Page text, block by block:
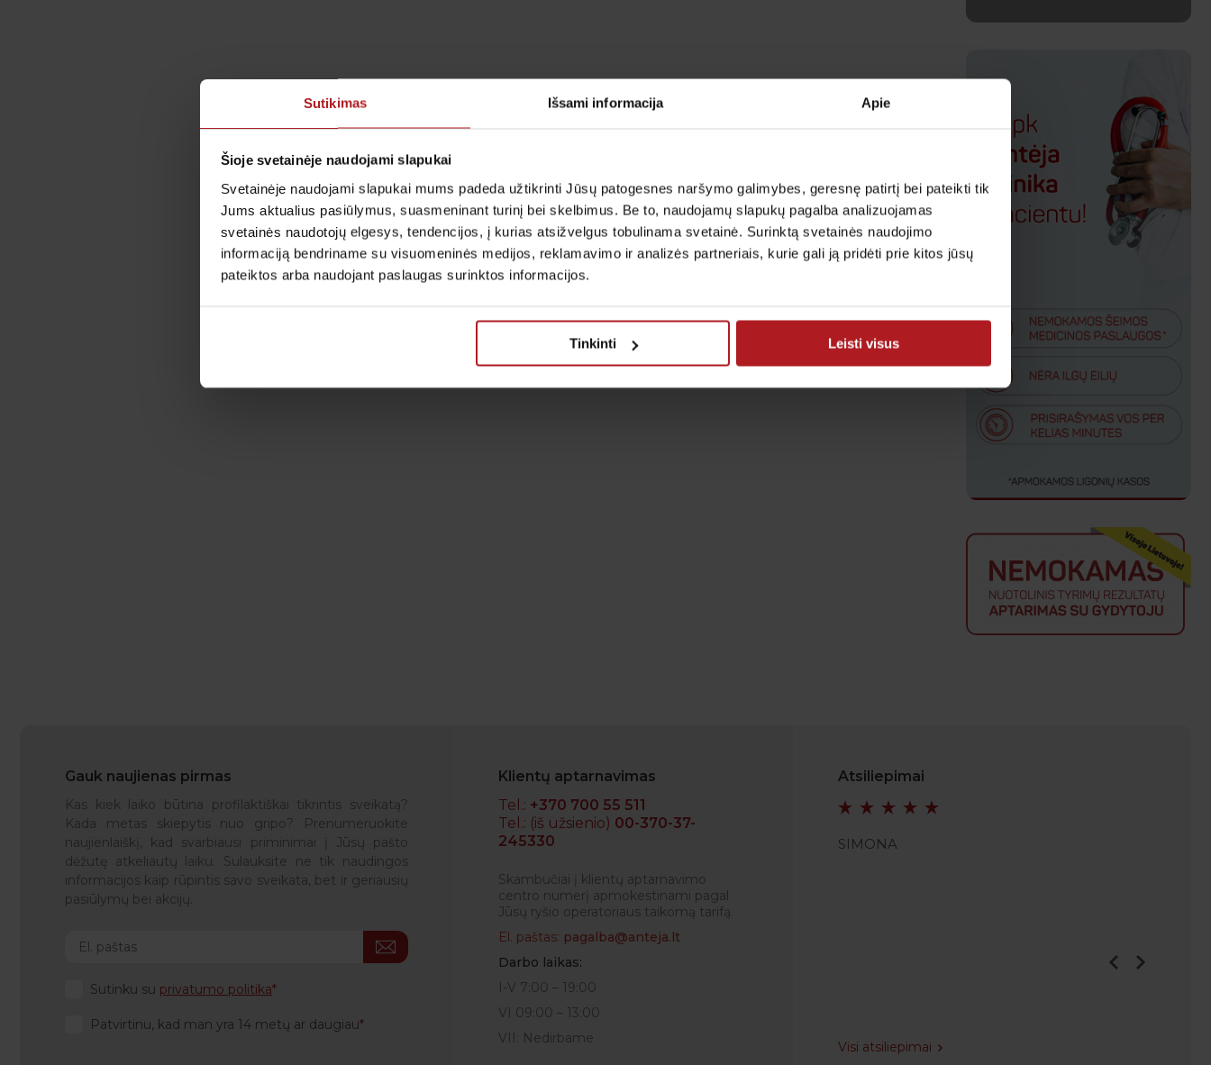
Sutikimas Išsami informacija Apie
Šioje svetainėje naudojami slapukai
Svetainėje naudojami slapukai mums padeda užtikrinti Jūsų patogesnes naršymo galimybes, geresnę patirtį bei pateikti tik
Jums aktualius pasiūlymus, suasmeninant turinį bei skelbimus. Be to, naudojamų slapukų pagalba analizuojamas
svetainės naudotojų elgesys, tendencijos, į kurias atsižvelgus tobulinama svetainė. Surinktą svetainės naudojimo
informaciją bendriname su visuomeninės medijos, reklamavimo ir analizės partneriais, kurie gali ją pridėti prie kitos jūsų
pateiktos arba naudojant paslaugas surinktos informacijos.
Tinkinti Leisti visus
Gauk naujienas pirmas
Kas kiek laiko būtina profilaktiškai tikrintis sveikatą?
Kada metas skiepytis nuo gripo? Prenumeruokite
naujienlaiškį, kad svarbiausi priminimai į Jūsų pašto
dėžutę atkeliautų laiku. Sulauksite ne tik naudingos
informacijos kaip rūpintis savo sveikata, bet ir geriausių
pasiūlymų bei akcijų.
Sutinku su privatumo politika
Patvirtinu, kad man yra 14 metų ar daugiau
Klientų aptarnavimas
Tel.: +370 700 55 511
Tel.: (iš užsienio) 00-370-37-
245330
Skambučiai į klientų aptarnavimo
centro numerį apmokestinami pagal
Jūsų ryšio operatoriaus taikomą tarifą.
El. paštas: pagalba@anteja.lt
Darbo laikas:
I-V 7:00 – 19:00
VI 09:00 – 13:00
VII: Nedirbame
Atsiliepimai
RENATA SIMONA
Visi atsiliepimai